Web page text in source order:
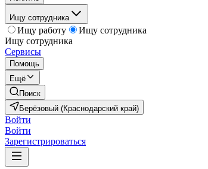
Ищу сотрудника
Ищу работу
Ищу сотрудника
Ищу сотрудника
Сервисы
Помощь
Ещё
Поиск
Берёзовый (Краснодарский край)
Войти
Войти
Зарегистрироваться